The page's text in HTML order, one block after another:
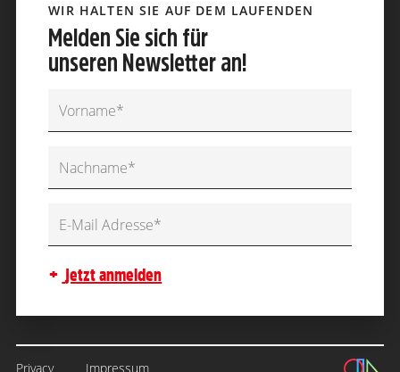
WIR HALTEN SIE AUF DEM LAUFENDEN
Melden Sie sich für
unseren Newsletter an!
jetzt anmelden
Privacy Impressum